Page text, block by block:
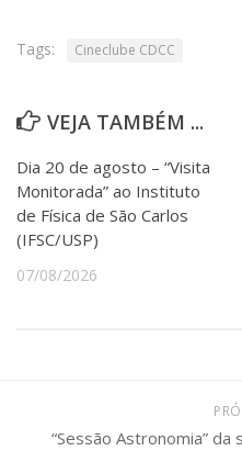
Tags: Cineclube CDCC
VEJA TAMBÉM ...
Dia 20 de agosto – “Visita
Monitorada” ao Instituto
de Física de São Carlos
(IFSC/USP)
07/08/2026
“Sessão Astronomia” da